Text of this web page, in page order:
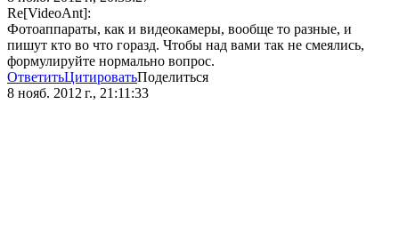
Re[VideoAnt]:
Фотоаппараты, как и видеокамеры, вообще то разные, и
пишут кто во что горазд. Чтобы над вами так не смеялись,
формулируйте нормально вопрос.
ОтветитьЦитироватьПоделиться
8 нояб. 2012 г., 21:11:33